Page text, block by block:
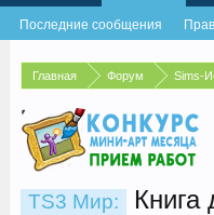
Главная Форум Sims-
TS3 Мир: Книга
Последние сообщения